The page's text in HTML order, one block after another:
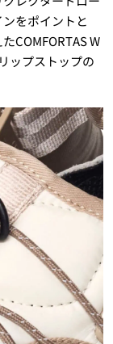
をポイントと
COMFORTAS W
ップストップの